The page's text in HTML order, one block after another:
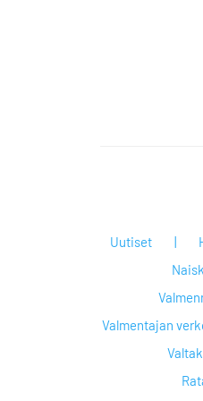
Uutiset
Valmentajan